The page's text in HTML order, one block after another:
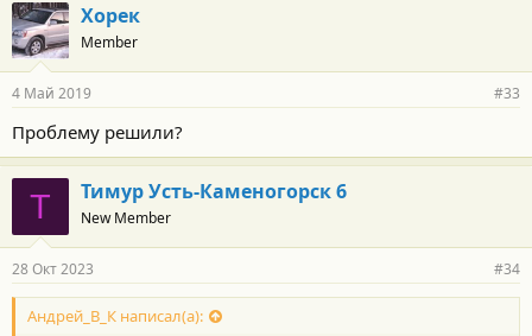
Хорек
Member
4 Май 2019 #33
Проблему решили?
Т Тимур Усть-Каменогорск 6
New Member
28 Окт 2023 #34
Андрей_В_К написал(а):